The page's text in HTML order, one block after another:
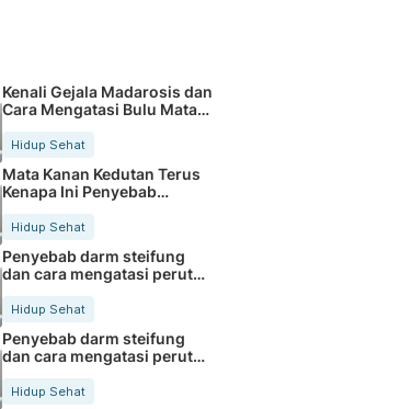
Kenali Gejala Madarosis dan
Cara Mengatasi Bulu Mata
Hidup Sehat
Mata Kanan Kedutan Terus
Kenapa Ini Penyebab
Hidup Sehat
Penyebab darm steifung
dan cara mengatasi perut
Hidup Sehat
Penyebab darm steifung
dan cara mengatasi perut
Hidup Sehat